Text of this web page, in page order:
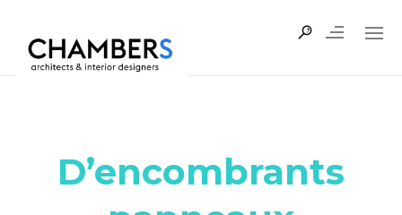
D’encombrants